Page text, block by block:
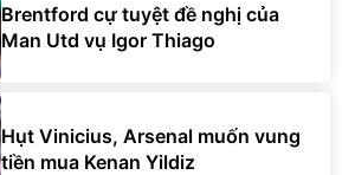
Brentford cự tuyệt đề nghị của
Man Utd vụ Igor Thiago
Hụt Vinicius, Arsenal muốn vung
tiền mua Kenan Yildiz